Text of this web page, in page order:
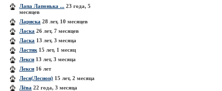
Лапа Лапонька ... 23 года, 5
месяцев
Лариска 28 лет, 10 месяцев
Ласка 26 лет, 7 месяцев
Ласка 13 лет, 3 месяца
Ластик 15 лет, 1 месяц
Лекси 13 лет, 3 месяца
Лекси 16 лет
Леся(Лесион) 15 лет, 2 месяца
Лёва 22 года, 3 месяца